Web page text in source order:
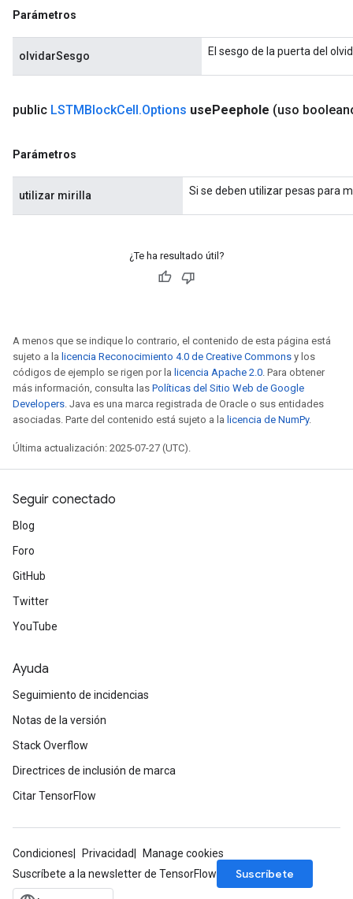
Parámetros
olvidarSesgo El sesgo de la puerta del
public LSTMBlockCell.Options usePeephole (uso
Parámetros
utilizar mirilla Si se deben utilizar pesas para
¿Te ha resultado útil?
A menos que se indique lo contrario, el contenido de esta página está
sujeto a la licencia Reconocimiento 4.0 de Creative Commons y los
códigos de ejemplo se rigen por la licencia Apache 2.0. Para obtener
más información, consulta las Políticas del Sitio Web de Google
Developers. Java es una marca registrada de Oracle o sus entidades
asociadas. Parte del contenido está sujeto a la licencia de NumPy.
Última actualización: 2025-07-27 (UTC).
Seguir conectado
Blog
Foro
GitHub
Twitter
YouTube
Ayuda
Seguimiento de incidencias
Notas de la versión
Stack Overflow
Directrices de inclusión de marca
Citar TensorFlow
Condiciones Privacidad
Manage cookies
Suscríbete a la newsletter de TensorFlow
Suscríbete